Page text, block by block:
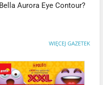
Aurora Eye Contour?